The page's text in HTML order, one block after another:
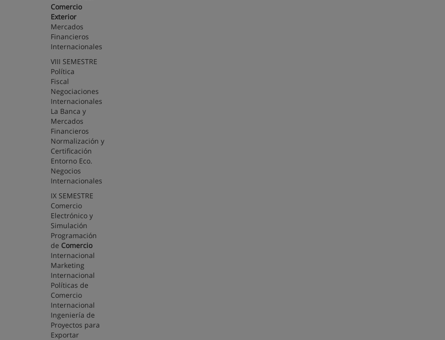
Comercio
Exterior
Mercados
Financieros
Internacionales
VIII SEMESTRE
Política
Fiscal
Negociaciones
Internacionales
La Banca y
Mercados
Financieros
Normalización y
Certificación
Entorno Eco.
Negocios
Internacionales
IX SEMESTRE
Comercio
Electrónico y
Simulación
Programación
de Comercio
Internacional
Marketing
Internacional
Políticas de
Comercio
Internacional
Ingeniería de
Proyectos para
Exportar